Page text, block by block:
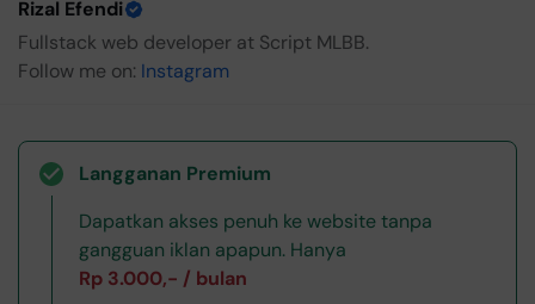
Rizal Efendi
Fullstack web developer at Script MLBB.
Follow me on: Instagram
Langganan Premium
Dapatkan akses penuh ke website tanpa
gangguan iklan apapun. Hanya
Rp 3.000,- / bulan